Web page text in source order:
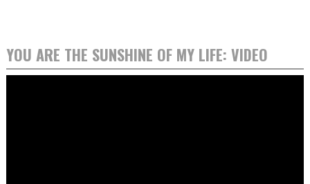
YOU ARE THE SUNSHINE OF MY LIFE: VIDEO